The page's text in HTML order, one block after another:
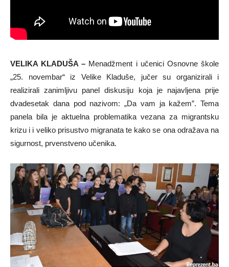
VELIKA KLADUŠA – Menadžment i učenici Osnovne škole
„25. novembar“ iz Velike Kladuše, jučer su organizirali i
realizirali zanimljivu panel diskusiju koja je najavljena prije
dvadesetak dana pod nazivom: „Da vam ja kažem”. Tema
panela bila je aktuelna problematika vezana za migrantsku
krizu i i veliko prisustvo migranata te kako se ona odražava na
sigurnost, prvenstveno učenika.